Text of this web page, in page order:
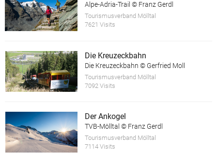
Alpe-Adria-Trail © Franz Gerdl
Tourismusverband Mölltal
7621 Visits
Die Kreuzeckbahn
Die Kreuzeckbahn © Gerfried Moll
Tourismusverband Mölltal
7092 Visits
Der Ankogel
TVB-Mölltal © Franz Gerdl
Tourismusverband Mölltal
7114 Visits